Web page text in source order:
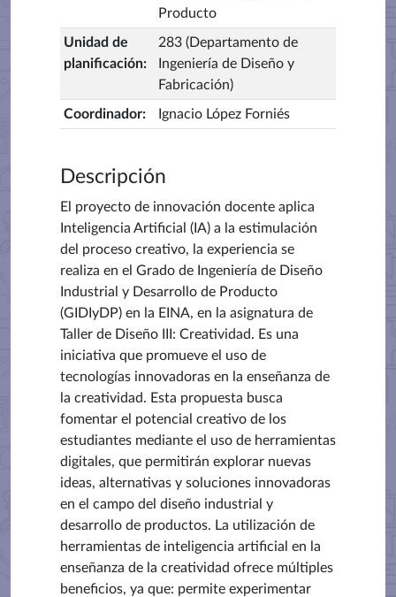
Producto
Unidad de
planificación:
283 (Departamento de
Ingeniería de Diseño y
Fabricación)
Coordinador: Ignacio López Forniés
Descripción
El proyecto de innovación docente aplica
Inteligencia Artificial (IA) a la estimulación
del proceso creativo, la experiencia se
realiza en el Grado de Ingeniería de Diseño
Industrial y Desarrollo de Producto
(GIDIyDP) en la EINA, en la asignatura de
Taller de Diseño III: Creatividad. Es una
iniciativa que promueve el uso de
tecnologías innovadoras en la enseñanza de
la creatividad. Esta propuesta busca
fomentar el potencial creativo de los
estudiantes mediante el uso de herramientas
digitales, que permitirán explorar nuevas
ideas, alternativas y soluciones innovadoras
en el campo del diseño industrial y
desarrollo de productos. La utilización de
herramientas de inteligencia artificial en la
enseñanza de la creatividad ofrece múltiples
beneficios, ya que: permite experimentar